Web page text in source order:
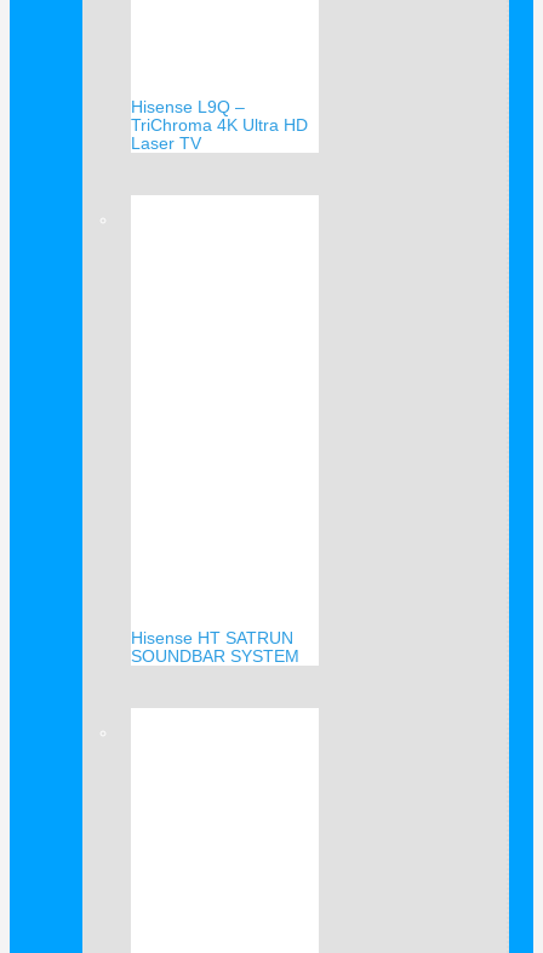
Hisense L9Q –
TriChroma 4K Ultra HD
Laser TV
Hisense HT SATRUN
SOUNDBAR SYSTEM